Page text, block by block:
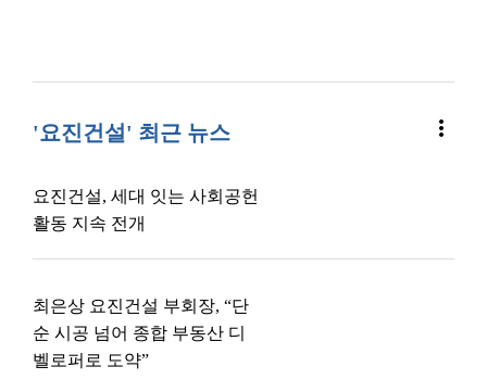
'요진건설' 최근 뉴스 more_vert
요진건설, 세대 잇는 사회공헌
활동 지속 전개
최은상 요진건설 부회장, “단
순 시공 넘어 종합 부동산 디
벨로퍼로 도약”